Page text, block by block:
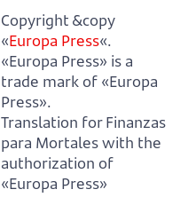
Copyright &copy
«Europa Press«.
«Europa Press» is a
trade mark of «Europa
Press».
Translation for Finanzas
para Mortales with the
authorization of
«Europa Press»